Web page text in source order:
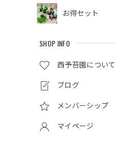
お得セット
SHOP INFO
西予苔園について
ブログ
メンバーシップ
マイページ